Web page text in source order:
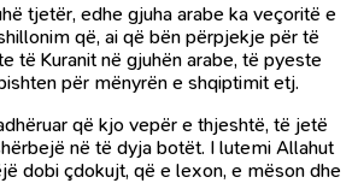
tjetër, edhe gjuha arabe ka veçoritë e
që, ai që bën përpjekje për të
të Kuranit në gjuhën arabe, të pyeste
për mënyrën e shqiptimit etj.
që kjo vepër e thjeshtë, të jetë
në të dyja botët. I lutemi Allahut
dobi çdokujt, që e lexon, e mëson dhe